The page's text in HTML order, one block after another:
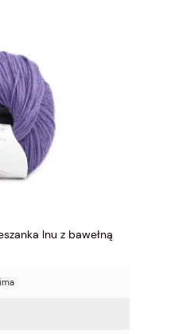
lnu z bawełną